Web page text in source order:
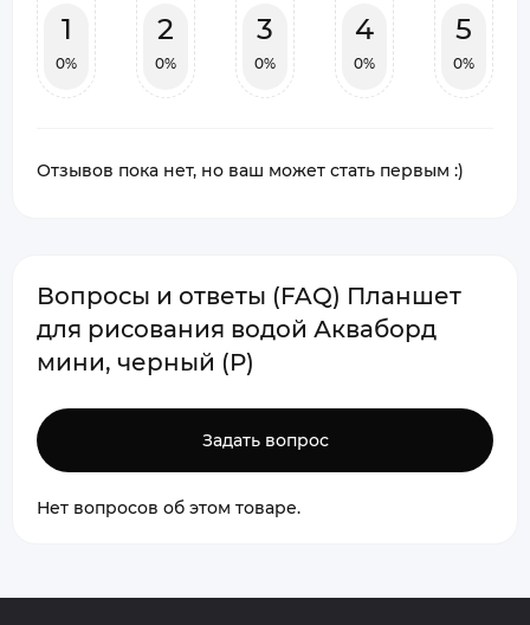
1
0%
2
0%
3
0%
4
0%
5
0%
Отзывов пока нет, но ваш может стать первым :)
Вопросы и ответы (FAQ) Планшет
для рисования водой Акваборд
мини, черный (P)
Задать вопрос
Нет вопросов об этом товаре.